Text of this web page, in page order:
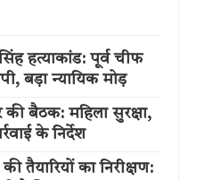
हत्याकांड: पूर्व चीफ
बड़ा न्यायिक मोड़
की बैठक: महिला सुरक्षा,
के निर्देश
तैयारियों का निरीक्षण: